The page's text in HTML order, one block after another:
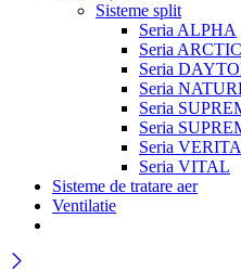
Sisteme split
Seria ALPHA
Seria ARCTIC
Seria
Seria
Seria
Seria
Seria
Seria VITAL
Sisteme de tratare aer
Ventilatie